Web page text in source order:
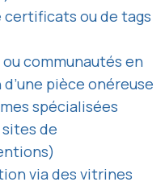
certificats ou de tags
communautés en
pièce onéreuse
spécialisées
de
via des vitrines